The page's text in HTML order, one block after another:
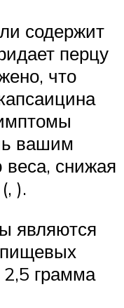
содержит
перцу
что
вашим
снижая
).
являются
2,5 грамма